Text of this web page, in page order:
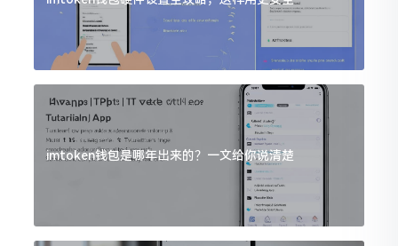
imtoken钱包是哪年出来的？一文给你说清楚